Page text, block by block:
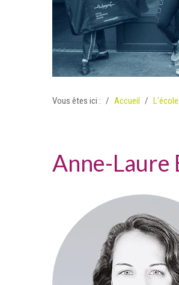
Vous êtes ici : Accueil L'école
Anne-Laure